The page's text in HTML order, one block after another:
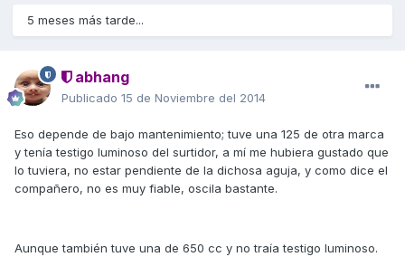
5 meses más tarde...
abhang
Publicado 15 de Noviembre del 2014
Eso depende de bajo mantenimiento; tuve una 125 de otra marca
y tenía testigo luminoso del surtidor, a mí me hubiera gustado que
lo tuviera, no estar pendiente de la dichosa aguja, y como dice el
compañero, no es muy fiable, oscila bastante.
Aunque también tuve una de 650 cc y no traía testigo luminoso.